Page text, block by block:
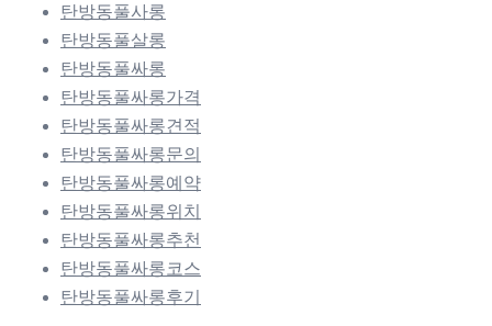
탄방동풀사롱
탄방동풀살롱
탄방동풀싸롱
탄방동풀싸롱가격
탄방동풀싸롱견적
탄방동풀싸롱문의
탄방동풀싸롱예약
탄방동풀싸롱위치
탄방동풀싸롱추천
탄방동풀싸롱코스
탄방동풀싸롱후기